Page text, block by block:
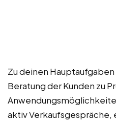
Zu deinen
Beratung der Kunden zu
aktiv Verkaufsgespräche,